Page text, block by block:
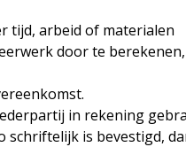
tijd, arbeid of materialen
door te
in rekening
schriftelijk is bevestigd,